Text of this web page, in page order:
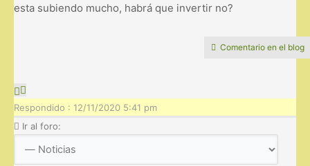
esta subiendo mucho, habrá que invertir no?
Comentario en el blog
Respondido : 12/11/2020 5:41 pm
Ir al foro: